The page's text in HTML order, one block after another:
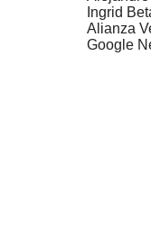
Ingrid
Alianza
Google